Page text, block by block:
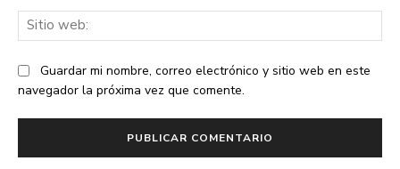
Guardar mi nombre, correo electrónico y sitio web en este
navegador la próxima vez que comente.